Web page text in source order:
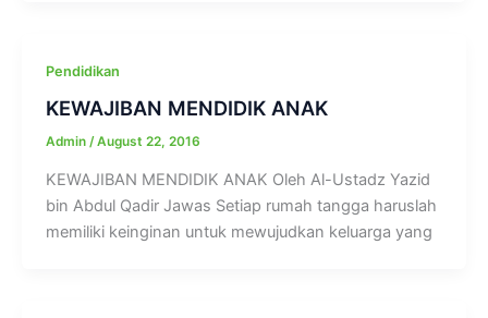
Pendidikan
KEWAJIBAN MENDIDIK ANAK
Admin /August 22, 2016
KEWAJIBAN MENDIDIK ANAK Oleh Al-Ustadz Yazid
bin Abdul Qadir Jawas Setiap rumah tangga haruslah
memiliki keinginan untuk mewujudkan keluarga yang